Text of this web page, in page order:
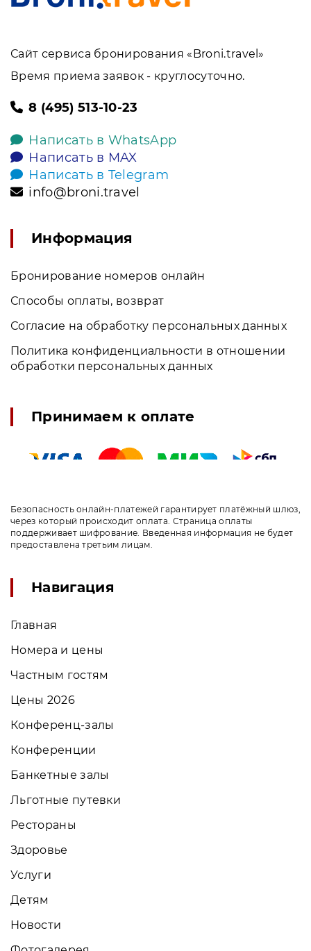
Сайт сервиса бронирования «Broni.travel»
Время приема заявок - круглосуточно.
8 (495) 513-10-23
Написать в WhatsApp
Написать в MAX
Написать в Telegram
info@broni.travel
Информация
Бронирование номеров онлайн
Способы оплаты, возврат
Согласие на обработку персональных данных
Политика конфиденциальности в отношении
обработки персональных данных
Принимаем к оплате
Безопасность онлайн-платежей гарантирует платёжный шлюз,
через который происходит оплата. Страница оплаты
поддерживает шифрование. Введенная информация не будет
предоставлена третьим лицам.
Навигация
Главная
Номера и цены
Частным гостям
Цены 2026
Конференц-залы
Конференции
Банкетные залы
Льготные путевки
Рестораны
Здоровье
Услуги
Детям
Новости